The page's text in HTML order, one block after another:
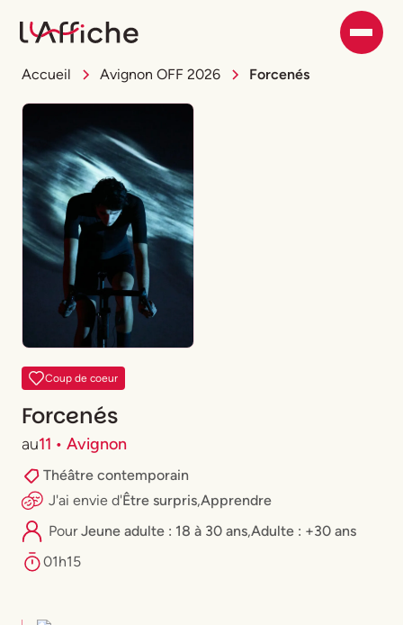
Accueil Avignon OFF 2026 Forcenés
Coup de coeur
Forcenés
au11 • Avignon
Théâtre contemporain
J'ai envie d'Être surpris,Apprendre
Pour⁠Jeune adulte : 18 à 30 ans,Adulte : +30 ans
01h15